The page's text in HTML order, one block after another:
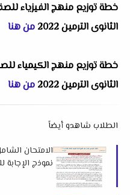
خطة توزيع منهج الفيزياء
الثانوى الترمين 2022
من هنا
خطة توزيع منهج الكيمياء
الثانوى الترمين 2022
من هنا
الطلاب شاهدو أيضاً
الامتحان